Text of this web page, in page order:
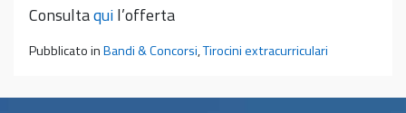
Consultaquil’offerta
Pubblicato inBandi & Concorsi,Tirocini extracurriculari